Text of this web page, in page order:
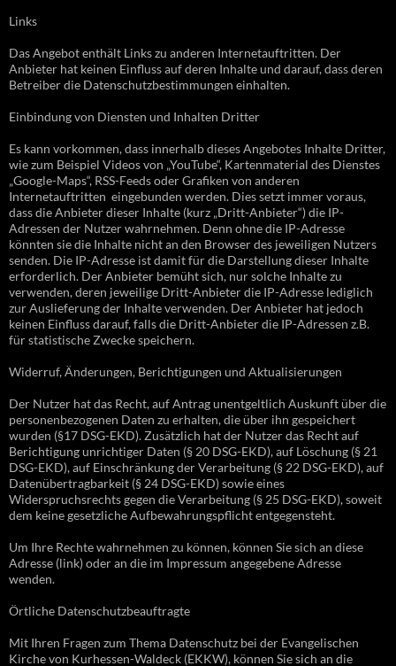
Links
Das Angebot enthält Links zu anderen Internetauftritten. Der
Anbieter hat keinen Einfluss auf deren Inhalte und darauf, dass deren
Betreiber die Datenschutzbestimmungen einhalten.
Einbindung von Diensten und Inhalten Dritter
Es kann vorkommen, dass innerhalb dieses Angebotes Inhalte Dritter,
wie zum Beispiel Videos von „YouTube“, Kartenmaterial des Dienstes
„Google-Maps“, RSS-Feeds oder Grafiken von anderen
Internetauftritten eingebunden werden. Dies setzt immer voraus,
dass die Anbieter dieser Inhalte (kurz „Dritt-Anbieter“) die IP-
Adressen der Nutzer wahrnehmen. Denn ohne die IP-Adresse
könnten sie die Inhalte nicht an den Browser des jeweiligen Nutzers
senden. Die IP-Adresse ist damit für die Darstellung dieser Inhalte
erforderlich. Der Anbieter bemüht sich, nur solche Inhalte zu
verwenden, deren jeweilige Dritt-Anbieter die IP-Adresse lediglich
zur Auslieferung der Inhalte verwenden. Der Anbieter hat jedoch
keinen Einfluss darauf, falls die Dritt-Anbieter die IP-Adressen z.B.
für statistische Zwecke speichern.
Widerruf, Änderungen, Berichtigungen und Aktualisierungen
Der Nutzer hat das Recht, auf Antrag unentgeltlich Auskunft über die
personenbezogenen Daten zu erhalten, die über ihn gespeichert
wurden (§17 DSG-EKD). Zusätzlich hat der Nutzer das Recht auf
Berichtigung unrichtiger Daten (§ 20 DSG-EKD), auf Löschung (§ 21
DSG-EKD), auf Einschränkung der Verarbeitung (§ 22 DSG-EKD), auf
Datenübertragbarkeit (§ 24 DSG-EKD) sowie eines
Widerspruchsrechts gegen die Verarbeitung (§ 25 DSG-EKD), soweit
dem keine gesetzliche Aufbewahrungspflicht entgegensteht.
Um Ihre Rechte wahrnehmen zu können, können Sie sich an diese
Adresse (link) oder an die im Impressum angegebene Adresse
wenden.
Örtliche Datenschutzbeauftragte
Mit Ihren Fragen zum Thema Datenschutz bei der Evangelischen
Kirche von Kurhessen-Waldeck (EKKW), können Sie sich an die